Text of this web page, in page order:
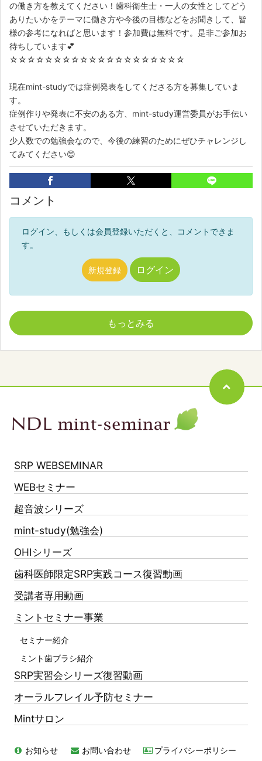
の働き方を教えてください！歯科衛生士・一人の女性としてどう
ありたいかをテーマに働き方や今後の目標などをお聞きして、皆
様の参考になればと思います！参加費は無料です。是非ご参加お
待ちしています💕
☆☆☆☆☆☆☆☆☆☆☆☆☆☆☆☆☆☆☆☆
現在mint-studyでは症例発表をしてくださる方を募集していま
す。
症例作りや発表に不安のある方、mint-study運営委員がお手伝い
させていただきます。
少人数での勉強会なので、今後の練習のためにぜひチャレンジし
てみてください😊
コメント
ログイン、もしくは会員登録いただくと、コメントできま
す。
新規登録 ログイン
もっとみる
SRP WEBSEMINAR
WEBセミナー
超音波シリーズ
mint-study(勉強会)
OHIシリーズ
歯科医師限定SRP実践コース復習動画
受講者専用動画
ミントセミナー事業
セミナー紹介
ミント歯ブラシ紹介
SRP実習会シリーズ復習動画
オーラルフレイル予防セミナー
Mintサロン
お知らせ お問い合わせ プライバシーポリシー